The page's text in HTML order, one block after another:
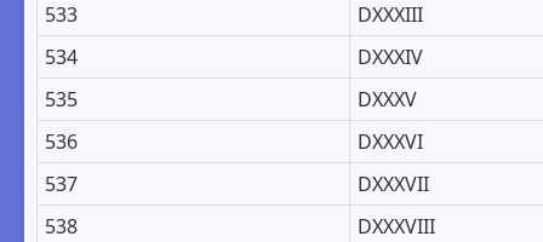
533
DXXXIII
534
DXXXIV
535
DXXXV
536
DXXXVI
537
DXXXVII
538
DXXXVIII